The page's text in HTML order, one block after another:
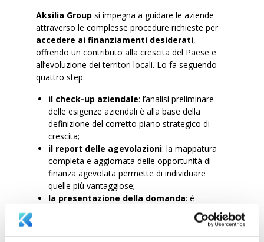
Aksilia Group si impegna a guidare le aziende
attraverso le complesse procedure richieste per
accedere ai finanziamenti desiderati,
offrendo un contributo alla crescita del Paese e
all’evoluzione dei territori locali. Lo fa seguendo
quattro step:
il check-up aziendale: l’analisi preliminare
delle esigenze aziendali è alla base della
definizione del corretto piano strategico di
crescita;
il report delle agevolazioni: la mappatura
completa e aggiornata delle opportunità di
finanza agevolata permette di individuare
quelle più vantaggiose;
la presentazione della domanda: è
fondamentale non commettere errori nella
fase della presentazione della domanda ai
bandi di interesse per ricevere i contributi;